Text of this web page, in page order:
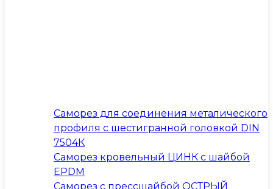
Саморез для соединения металического
профиля с шестигранной головкой DIN
7504К
Саморез кровельный ЦИНК с шайбой
EPDM
Саморез с прессшайбой ОСТРЫЙ